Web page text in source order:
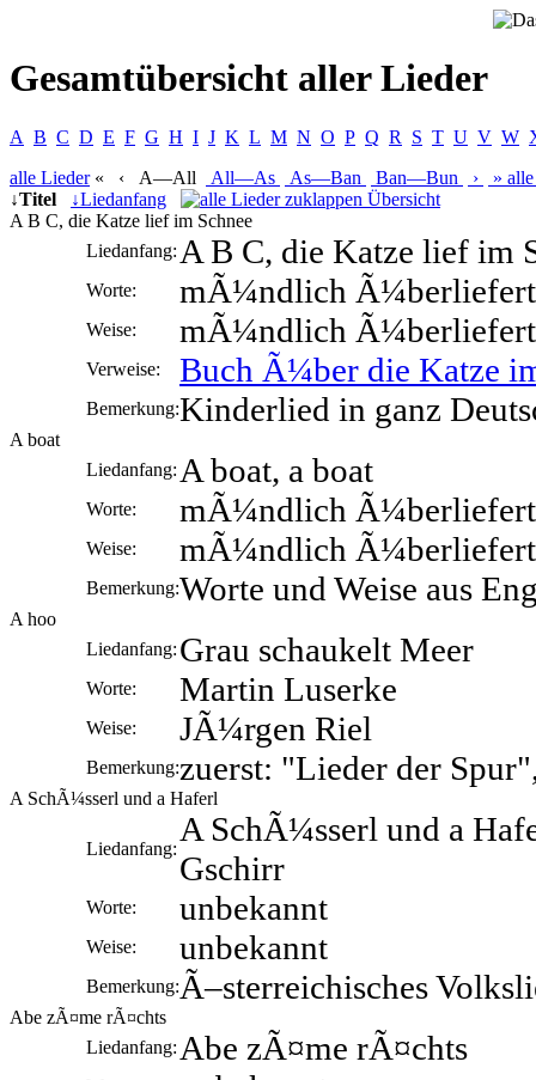
Gesamtübersicht aller Lieder
A B C D E F G H I J K L M N O P Q R S T U V W
alle Lieder« ‹ A—All All—As As—Ban Ban—Bun › » alle
↓Titel ↓Liedanfang
Übersicht
A B C, die Katze lief im Schnee
Liedanfang: A B C, die Katze lief im
Worte: mÃ¼ndlich Ã¼berliefert
Weise: mÃ¼ndlich Ã¼berliefert
Verweise: Buch Ã¼ber die Katze
Bemerkung:Kinderlied in ganz
A boat
Liedanfang: A boat, a boat
Worte: mÃ¼ndlich Ã¼berliefert
Weise: mÃ¼ndlich Ã¼berliefert
Bemerkung:Worte und Weise aus
A hoo
Liedanfang: Grau schaukelt Meer
Worte: Martin Luserke
Weise: JÃ¼rgen Riel
Bemerkung:zuerst: "Lieder der
A SchÃ¼sserl und a Haferl
Liedanfang:
A SchÃ¼sserl und a
Gschirr
Worte: unbekannt
Weise: unbekannt
Bemerkung:Ã–sterreichisches
Abe zÃ¤me rÃ¤chts
Liedanfang: Abe zÃ¤me rÃ¤chts